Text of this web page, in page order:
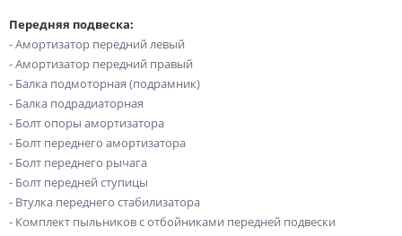
Передняя подвеска:
- Амортизатор передний левый
- Амортизатор передний правый
- Балка подмоторная (подрамник)
- Балка подрадиаторная
- Болт опоры амортизатора
- Болт переднего амортизатора
- Болт переднего рычага
- Болт передней ступицы
- Втулка переднего стабилизатора
- Комплект пыльников с отбойниками передней подвески